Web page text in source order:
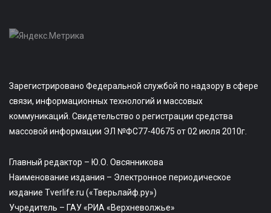
Зарегистрировано Федеральной службой по надзору в сфере
связи, информационных технологий и массовых
коммуникаций. Свидетельство о регистрации средства
массовой информации ЭЛ №ФС77-40675 от 02 июля 2010г.
Главный редактор – Ю.О. Овсянникова
Наименование издания – Электронное периодическое
издание Tverlife.ru («Тверьлайф.ру»)
Учредитель – ГАУ «РИА «Верхневолжье»